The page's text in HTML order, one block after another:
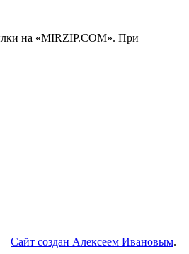
на «MIRZIP.COM». При
Сайт создан Алексеем Ивановым.